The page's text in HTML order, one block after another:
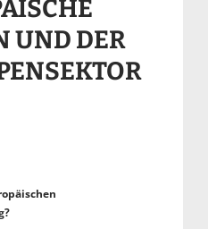
UND DER